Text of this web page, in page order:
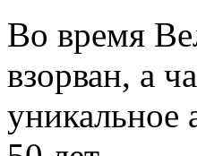
Во время
взорван, а
уникальное